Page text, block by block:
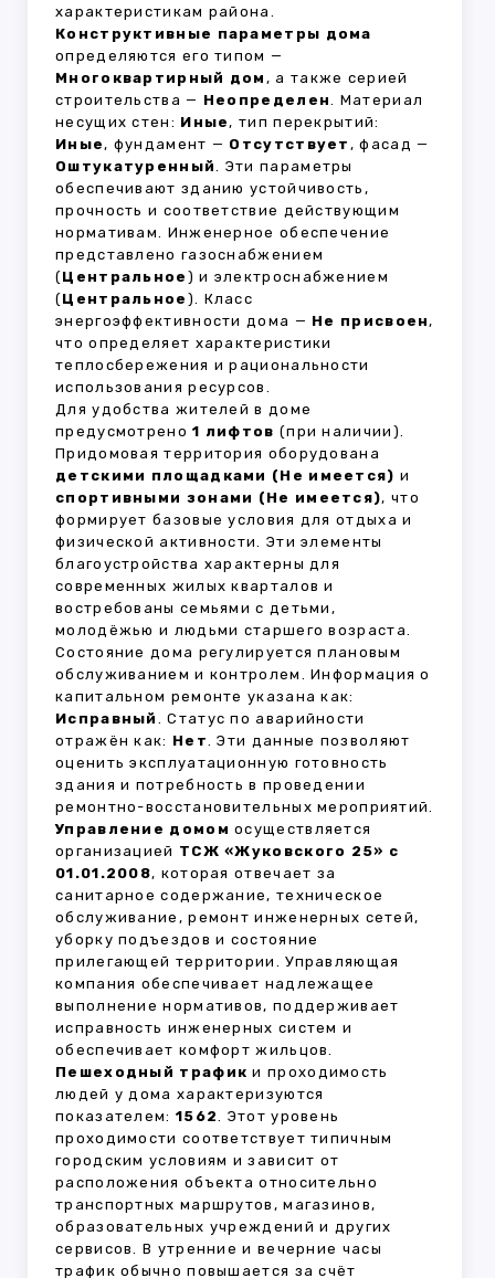
характеристикам района.
Конструктивные параметры дома
определяются его типом —
Многоквартирный дом , а также серией
строительства — Неопределен. Материал
несущих стен: Иные, тип перекрытий:
Иные, фундамент — Отсутствует , фасад —
Оштукатуренный. Эти параметры
обеспечивают зданию устойчивость,
прочность и соответствие действующим
нормативам. Инженерное обеспечение
представлено газоснабжением
(Центральное ) и электроснабжением
(Центральное ). Класс
энергоэффективности дома — Не присвоен,
что определяет характеристики
теплосбережения и рациональности
использования ресурсов.
Для удобства жителей в доме
предусмотрено1 лифтов (при наличии).
Придомовая территория оборудована
детскими площадками (Не имеется) и
спортивными зонами (Не имеется), что
формирует базовые условия для отдыха и
физической активности. Эти элементы
благоустройства характерны для
современных жилых кварталов и
востребованы семьями с детьми,
молодёжью и людьми старшего возраста.
Состояние дома регулируется плановым
обслуживанием и контролем. Информация о
капитальном ремонте указана как:
Исправный . Статус по аварийности
отражён как: Нет. Эти данные позволяют
оценить эксплуатационную готовность
здания и потребность в проведении
ремонтно-восстановительных мероприятий.
Управление домом осуществляется
организацией ТСЖ «Жуковского 25» с
01.01.2008, которая отвечает за
санитарное содержание, техническое
обслуживание, ремонт инженерных сетей,
уборку подъездов и состояние
прилегающей территории. Управляющая
компания обеспечивает надлежащее
выполнение нормативов, поддерживает
исправность инженерных систем и
обеспечивает комфорт жильцов.
Пешеходный трафик и проходимость
людей у дома характеризуются
показателем: 1562. Этот уровень
проходимости соответствует типичным
городским условиям и зависит от
расположения объекта относительно
транспортных маршрутов, магазинов,
образовательных учреждений и других
сервисов. В утренние и вечерние часы
трафик обычно повышается за счёт